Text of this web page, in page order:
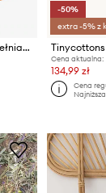
Bobo Choses rampers bawełniany niemowlęcy
-50%
extra -5% z
Cena aktualna:
134,99 zł
Cena